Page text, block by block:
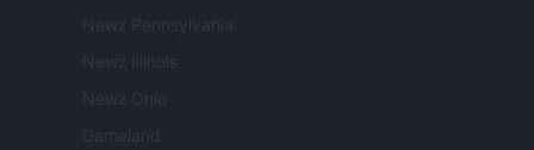
Newz Pennsylvania
Newz Illinois
Newz Ohio
Gameland